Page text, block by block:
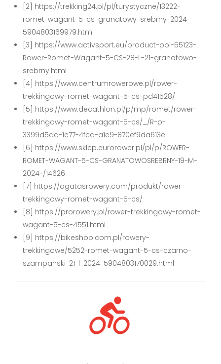
[2] https://trekking24.pl/pl/turystyczne/13222-
romet-wagant-5-cs-granatowy-srebrny-2024-
5904803169979.html
[3] https://www.activsport.eu/product-pol-55123-
Rower-Romet-Wagant-5-CS-28-L-21-granatowo-
srebrny.html
[4] https://www.centrumrowerowe.pl/rower-
trekkingowy-romet-wagant-5-cs-pd41528/
[5] https://www.decathlon.pl/p/mp/romet/rower-
trekkingowy-romet-wagant-5-cs/_/R-p-
3399d5dd-1c77-4fcd-a1e9-870ef9da613e
[6] https://www.sklep.eurorower.pl/pl/p/ROWER-
ROMET-WAGANT-5-CS-GRANATOWOSREBRNY-19-M-
2024-/14626
[7] https://agatasrowery.com/produkt/rower-
trekkingowy-romet-wagant-5-cs/
[8] https://prorowery.pl/rower-trekkingowy-romet-
wagant-5-cs-4551.html
[9] https://bikeshop.com.pl/rowery-
trekkingowe/5252-romet-wagant-5-cs-czarno-
szampanski-21-l-2024-5904803170029.html